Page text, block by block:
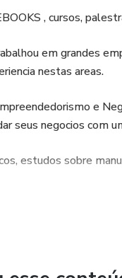
, cursos,
em grandes
nestas areas.
e
seus negocios com
estudos sobre